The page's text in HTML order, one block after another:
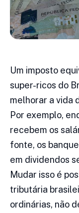
Um imposto
super-ricos do
melhorar a vida
Por exemplo,
recebem os
fonte, os
em dividendos
Mudar isso é
tributária
ordinárias, não